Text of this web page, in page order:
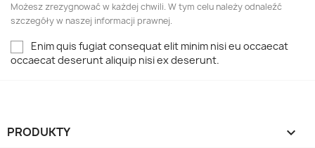
Możesz zrezygnować w każdej chwili. W tym celu należy odnaleźć
szczegóły w naszej informacji prawnej.
Enim quis fugiat consequat elit minim nisi eu occaecat
occaecat deserunt aliquip nisi ex deserunt.
PRODUKTY 